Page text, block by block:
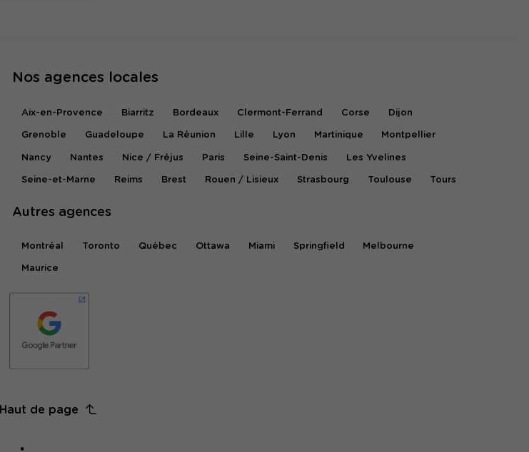
Nos agences locales
Aix-en-Provence Biarritz Bordeaux Clermont-Ferrand Corse Dijon
Grenoble Guadeloupe La Réunion Lille Lyon Martinique Montpellier
Nancy Nantes Nice / Fréjus Paris Seine-Saint-Denis Les Yvelines
Seine-et-Marne Reims Brest Rouen / Lisieux Strasbourg Toulouse Tours
Autres agences
Montréal Toronto Québec Ottawa Miami Springfield Melbourne
Maurice
Haut de page